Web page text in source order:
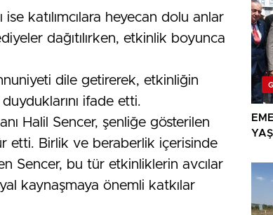
katılımcılara heyecan dolu anlar
dağıtılırken, etkinlik boyunca
dile getirerek, etkinliğin
ifade etti.
Halil Sencer, şenliğe gösterilen
etti. Birlik ve beraberlik içerisinde
Sencer, bu tür etkinliklerin avcılar
kaynaşmaya önemli katkılar